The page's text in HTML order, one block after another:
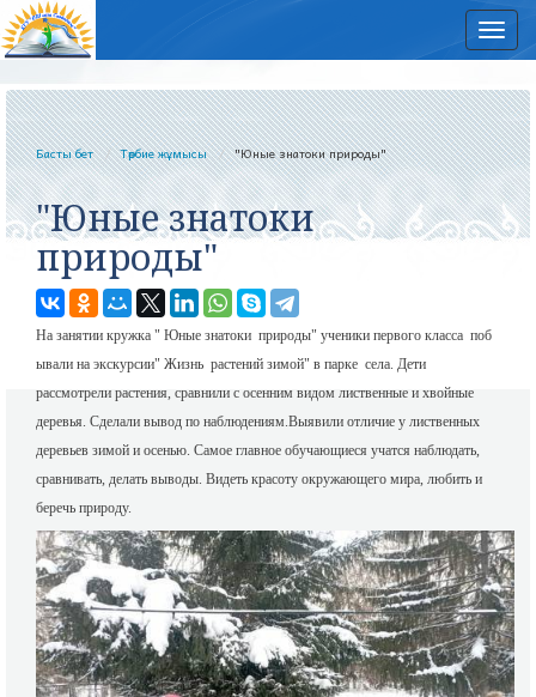
Басты бет Тәрбие жұмысы "Юные знатоки природы"
"Юные знатоки
природы"
На занятии кружка " Юные знатоки природы" ученики первого класса поб
ывали на экскурсии" Жизнь растений зимой" в парке села. Дети
рассмотрели растения, сравнили с осенним видом лиственные и хвойные
деревья. Сделали вывод по наблюдениям.Выявили отличие у лиственных
деревьев зимой и осенью. Самое главное обучающиеся учатся наблюдать,
сравнивать, делать выводы. Видеть красоту окружающего мира, любить и
беречь природу.